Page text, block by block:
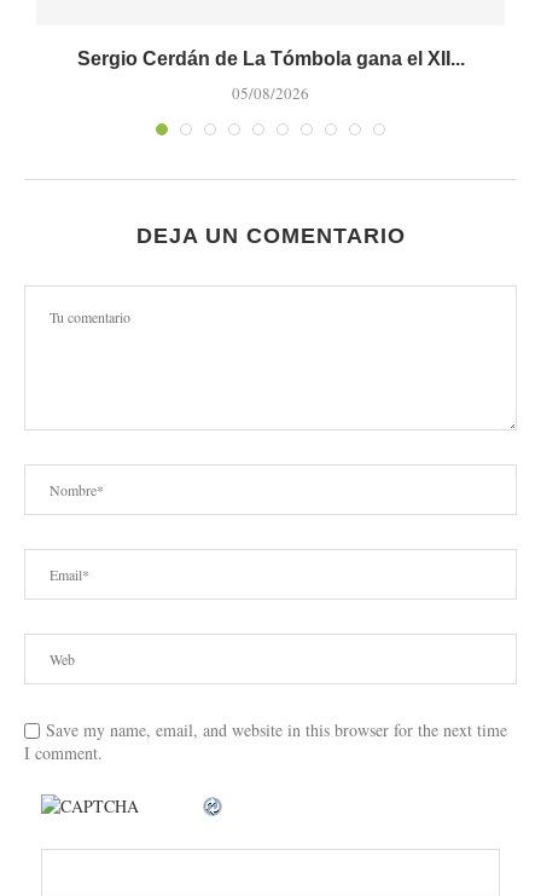
Sergio Cerdán de La Tómbola gana el XII...
05/08/2026
DEJA UN COMENTARIO
Save my name, email, and website in this browser for the next time
I comment.